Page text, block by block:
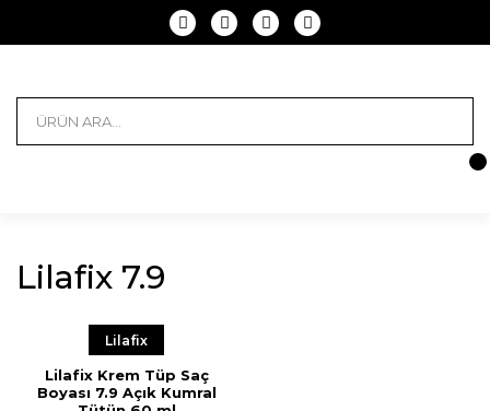
Lilafix 7.9
Lilafix
Lilafix Krem Tüp Saç
Boyası 7.9 Açık Kumral